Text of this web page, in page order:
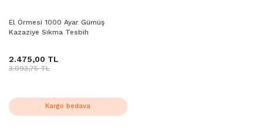
El Örmesi 1000 Ayar Gümüş
Kazaziye Sıkma Tesbih
2.475,00 TL
3.093,75 TL
Kargo bedava